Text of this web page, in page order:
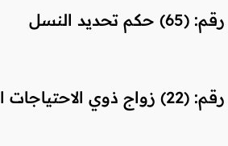
تحديد النسل
الاحتياجات الخاصة